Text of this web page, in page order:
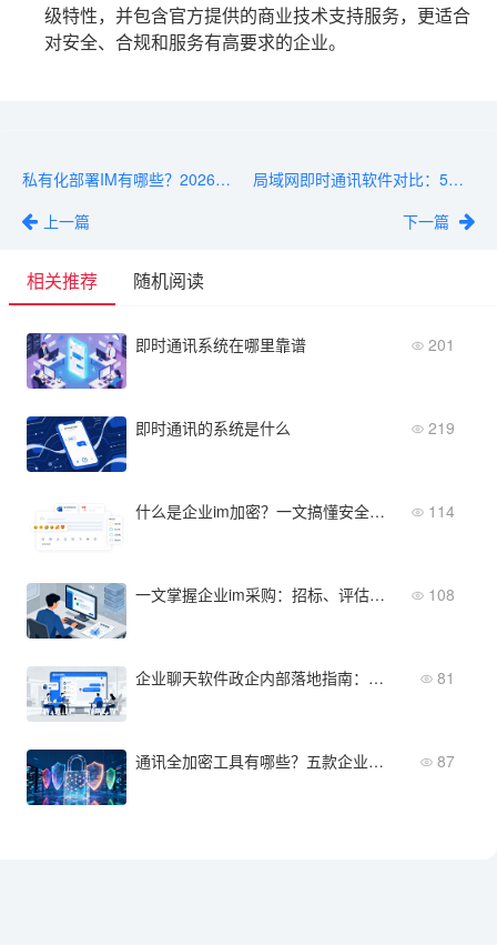
级特性，并包含官方提供的商业技术支持服务，更适合
对安全、合规和服务有高要求的企业。
私有化部署IM有哪些？2026年主流产品盘点
上一篇
局域网即时通讯软件对比：5款主流产品功能与价格横评
下一篇
相关推荐 随机阅读
即时通讯系统在哪里靠谱 201
即时通讯的系统是什么 219
什么是企业im加密？一文搞懂安全通讯的核心机制与价值 114
一文掌握企业im采购：招标、评估到部署的完整路径 108
企业聊天软件政企内部落地指南：避开选型常见误区 81
通讯全加密工具有哪些？五款企业级方案推荐 87